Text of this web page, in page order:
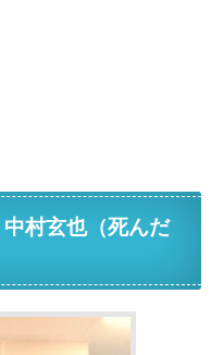
村玄也（死んだ